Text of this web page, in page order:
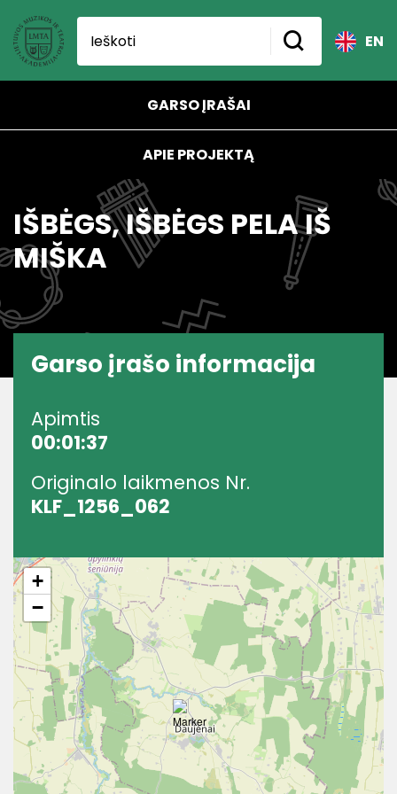
EN
GARSO ĮRAŠAI
APIE PROJEKTĄ
IŠBĖGS, IŠBĖGS PELA IŠ
MIŠKA
Garso įrašo informacija
Apimtis
00:01:37
Originalo laikmenos Nr.
KLF_1256_062
+
−